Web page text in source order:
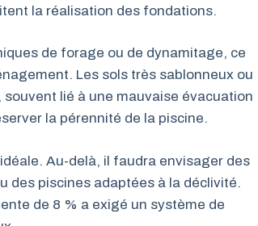
la réalisation des fondations.
de forage ou de dynamitage, ce
Les sols très sablonneux ou
lié à une mauvaise évacuation
la pérennité de la piscine.
Au-delà, il faudra envisager des
des piscines adaptées à la déclivité.
de 8 % a exigé un système de